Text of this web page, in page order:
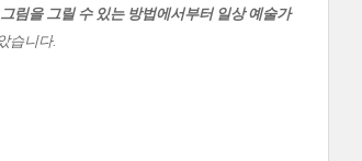
림을 그릴 수 있는 방법에서부터 일상 예술가
습니다.